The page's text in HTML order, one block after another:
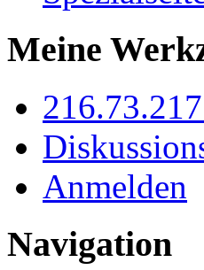
Meine
Anmelden
Navigation